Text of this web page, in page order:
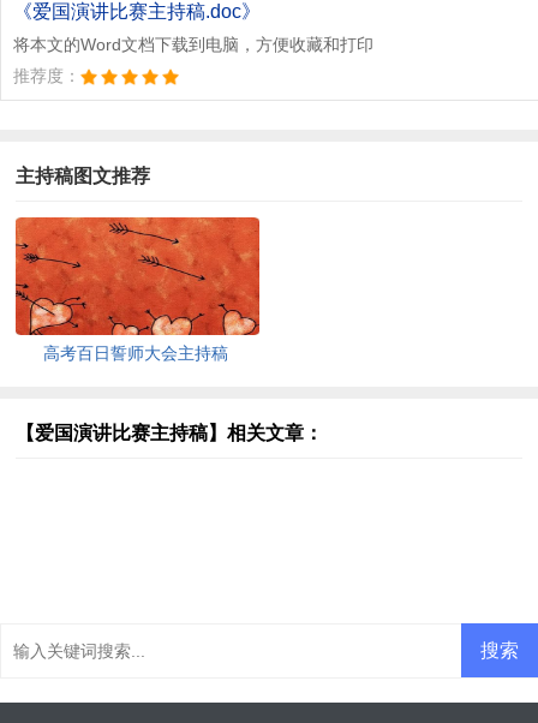
《爱国演讲比赛主持稿.doc》
将本文的Word文档下载到电脑，方便收藏和打印
推荐度：
主持稿图文推荐
高考百日誓师大会主持稿
【爱国演讲比赛主持稿】相关文章：